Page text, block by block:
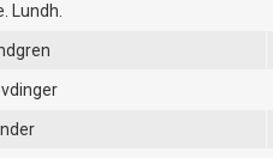
Lundh.